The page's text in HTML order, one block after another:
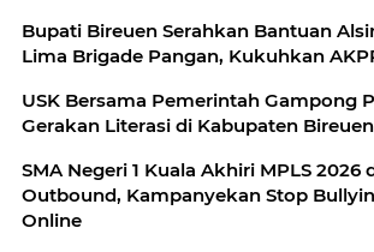
Bupati Bireuen Serahkan Bantuan
Lima Brigade Pangan, Kukuhkan
USK Bersama Pemerintah Gampong
Gerakan Literasi di Kabupaten Bireuen
SMA Negeri 1 Kuala Akhiri MPLS 2026
Outbound, Kampanyekan Stop
Online